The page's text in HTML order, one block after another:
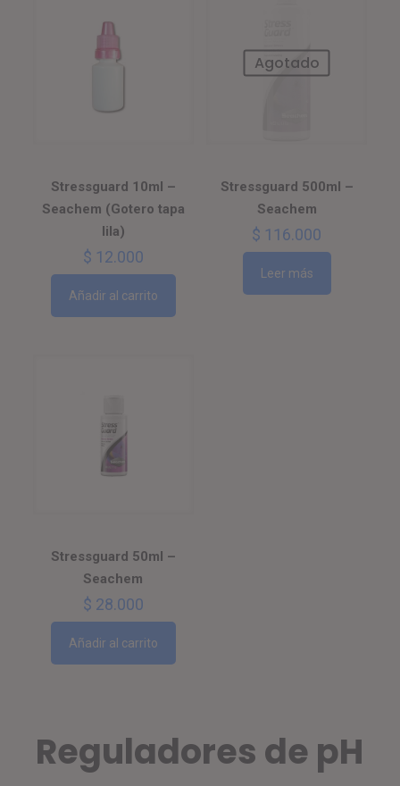
Stressguard 10ml –
Seachem (Gotero tapa
lila)
$ 12.000
Añadir al carrito
Agotado
Stressguard 500ml –
Seachem
$ 116.000
Leer más
Stressguard 50ml –
Seachem
$ 28.000
Añadir al carrito
Reguladores de pH